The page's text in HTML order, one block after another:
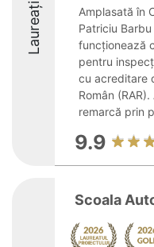
Laureați
Amplasată în
Patriciu
funcționează
pentru
cu acreditare
Român
remarcă prin
9.9
Scoala